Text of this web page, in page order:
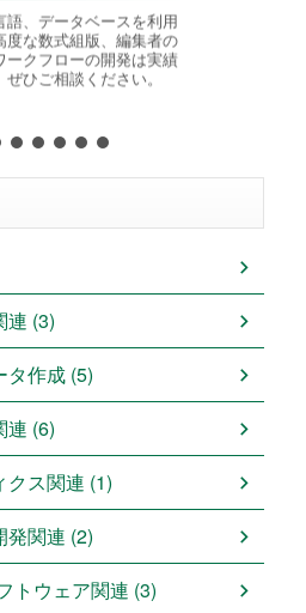
語、データベースを利用
度な数式組版、編集者の
ークフローの開発は実績
ひご相談ください。
連 (3)
タ作成 (5)
連 (6)
クス関連 (1)
発関連 (2)
トウェア関連 (3)